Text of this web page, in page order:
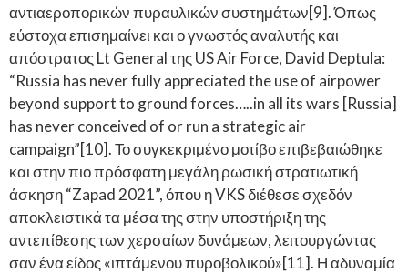
αντιαεροπορικών πυραυλικών συστημάτων[9]. Όπως
εύστοχα επισημαίνει και ο γνωστός αναλυτής και
απόστρατος Lt General της US Air Force, David Deptula:
“Russia has never fully appreciated the use of airpower
beyond support to ground forces…..in all its wars [Russia]
has never conceived of or run a strategic air
campaign”[10]. Το συγκεκριμένο μοτίβο επιβεβαιώθηκε
και στην πιο πρόσφατη μεγάλη ρωσική στρατιωτική
άσκηση “Zapad 2021”, όπου η VKS διέθεσε σχεδόν
αποκλειστικά τα μέσα της στην υποστήριξη της
αντεπίθεσης των χερσαίων δυνάμεων, λειτουργώντας
σαν ένα είδος «ιπτάμενου πυροβολικού»[11]. Η αδυναμία